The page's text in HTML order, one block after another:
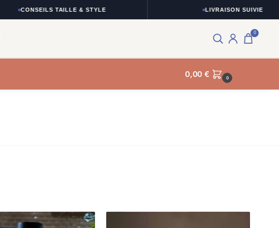
CONSEILS TAILLE & STYLE LIVRAISON SUIVIE
0
0,00€ 0